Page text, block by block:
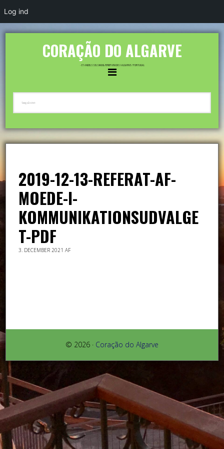
Log ind
CORAÇÃO DO ALGARVE
- ET ANDELSSELSKAB & FERIEPARADIS I ALGARVE / PORTUGAL
2019-12-13-REFERAT-AF-
MOEDE-I-
KOMMUNIKATIONSUDVALGE
T-PDF
3. DECEMBER 2021 AF
© 2026 · Coração do Algarve